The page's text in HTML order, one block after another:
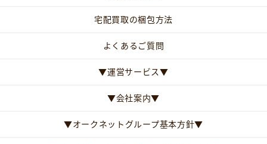
宅配買取の梱包方法
よくあるご質問
▼運営サービス▼
▼会社案内▼
▼オークネットグループ基本方針▼